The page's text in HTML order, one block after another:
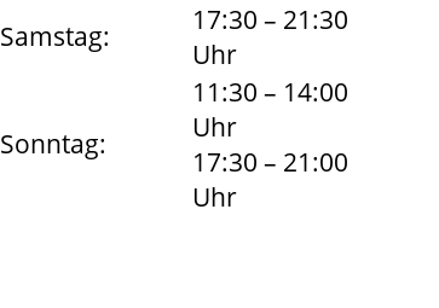
Samstag:
17:30 – 21:30
Uhr
Sonntag:
11:30 – 14:00
Uhr
17:30 – 21:00
Uhr